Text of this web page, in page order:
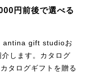
円前後で選べる
antina gift studioお
します。カタログ
タログギフトを贈る